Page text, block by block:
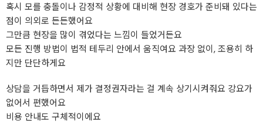
혹시 모를 충돌이나 감정적 상황에 대비해 현장 경호가 준비돼 있다는
점이 의외로 든든했어요
그만큼 현장을 많이 겪었다는 느낌이 들었거든요
모든 진행 방법이 법적 테두리 안에서 움직여요 과장 없이, 조용히 하
지만 단단하게요
상담을 거듭하면서 제가 결정권자라는 걸 계속 상기시켜줘요 강요가
없어서 편했어요
비용 안내도 구체적이에요